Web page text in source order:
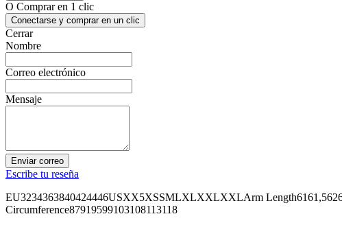
O Comprar en 1 clic
Conectarse y comprar en un clic
Cerrar
Nombre
Correo electrónico
Mensaje
Enviar correo
Escribe tu reseña
EU3234363840424446USXX5XSSMLXLXXLXXLArm
Circumference87919599103108113118